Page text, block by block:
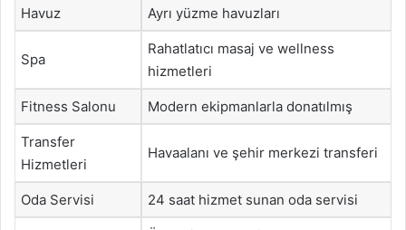
Havuz Ayrı yüzme havuzları
Spa
Rahatlatıcı masaj ve wellness
hizmetleri
Fitness Salonu Modern ekipmanlarla donatılmış
Transfer
Hizmetleri
Havaalanı ve şehir merkezi transferi
Oda Servisi 24 saat hizmet sunan oda servisi